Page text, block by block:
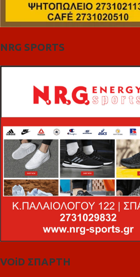
NRG SPORTS
VOiD ΣΠΑΡΤΗ